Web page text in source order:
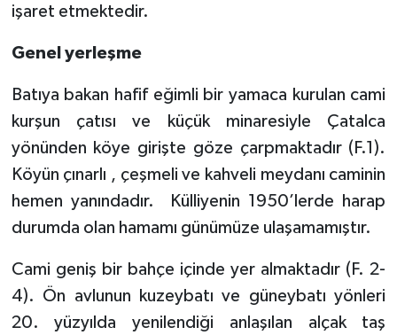
işaret etmektedir.
Genel yerleşme
Batıya bakan hafif eğimli bir yamaca kurulan cami
kurşun çatısı ve küçük minaresiyle Çatalca
yönünden köye girişte göze çarpmaktadır (F.1).
Köyün çınarlı , çeşmeli ve kahveli meydanı caminin
hemen yanındadır.
Külliyenin 1950’lerde harap
durumda olan hamamı günümüze ulaşamamıştır.
Cami geniş bir bahçe içinde yer almaktadır (F. 2-
4). Ön avlunun kuzeybatı ve güneybatı yönleri
20. yüzyılda yenilendiği anlaşılan alçak taş